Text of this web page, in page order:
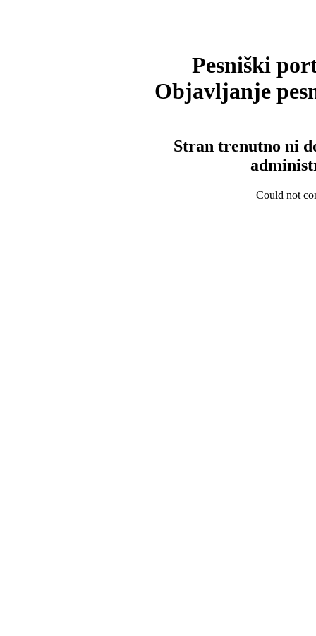
Pesniški
Objavljanje
Stran trenutno ni
Could not